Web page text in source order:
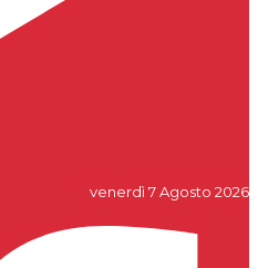
venerdì 7 Agosto 2026